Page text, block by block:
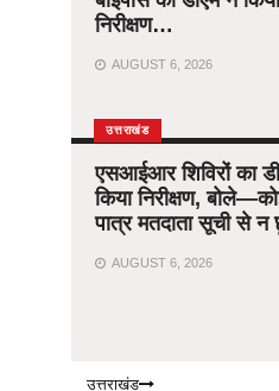
निरीक्षण…
AUGUST 6, 2026
उत्तराखंड
एसआईआर शिविरों का
किया निरीक्षण,
पात्र मतदाता सूची से
AUGUST 6, 2026
उत्तराखंड